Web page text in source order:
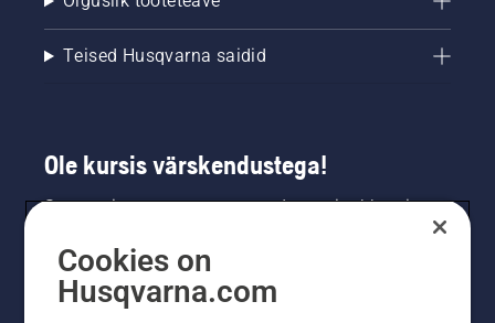
Teised Husqvarna saidid
Ole kursis värskendustega!
Saa uusimat teavet uute toodete, eripakkumiste
saamiseks siin.
Cookies on
Husqvarna.com